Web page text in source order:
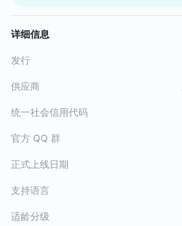
详细信息
发行
供应商
统一社会信用代码
官方 QQ 群
正式上线日期
支持语言
适龄分级